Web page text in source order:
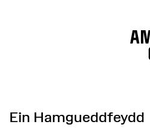
Ein Hamgueddfeydd